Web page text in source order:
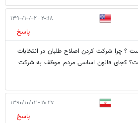
۲۰:۱۸ - ۱۳۹۰/۱۰/۰۲
پاسخ
؟ چرا شرکت کردن اصلاح طلبان در انتخابات
کجای قانون اساسی مردم موظف به شرکت
۲۰:۲۷ - ۱۳۹۰/۱۰/۰۲
پاسخ